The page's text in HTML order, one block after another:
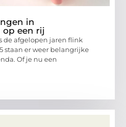
in
een rij
de afgelopen jaren flink
staan er weer belangrijke
Of je nu een